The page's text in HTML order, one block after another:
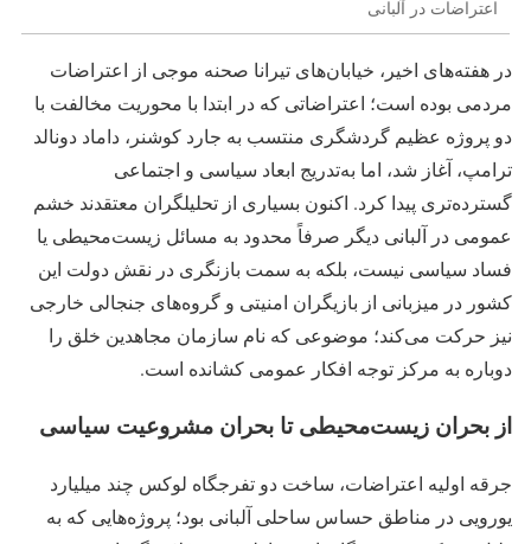
اعتراضات در آلبانی
در هفته‌های اخیر، خیابان‌های تیرانا صحنه موجی از اعتراضات
مردمی بوده است؛ اعتراضاتی که در ابتدا با محوریت مخالفت با
دو پروژه عظیم گردشگری منتسب به جارد کوشنر، داماد دونالد
ترامپ، آغاز شد، اما به‌تدریج ابعاد سیاسی و اجتماعی
گسترده‌تری پیدا کرد. اکنون بسیاری از تحلیلگران معتقدند خشم
عمومی در آلبانی دیگر صرفاً محدود به مسائل زیست‌محیطی یا
فساد سیاسی نیست، بلکه به سمت بازنگری در نقش دولت این
کشور در میزبانی از بازیگران امنیتی و گروه‌های جنجالی خارجی
نیز حرکت می‌کند؛ موضوعی که نام سازمان مجاهدین خلق را
دوباره به مرکز توجه افکار عمومی کشانده است.
از بحران زیست‌محیطی تا بحران مشروعیت سیاسی
جرقه اولیه اعتراضات، ساخت دو تفرجگاه لوکس چند میلیارد
یورویی در مناطق حساس ساحلی آلبانی بود؛ پروژه‌هایی که به